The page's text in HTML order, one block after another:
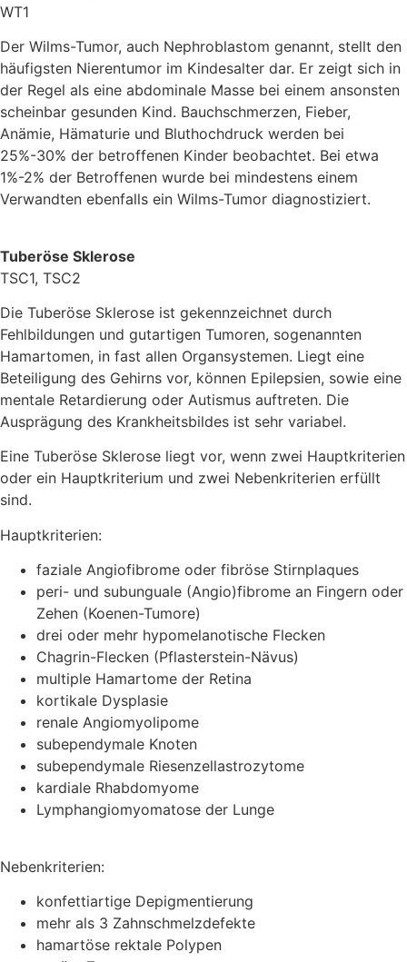
WT1
Der Wilms-Tumor, auch Nephroblastom genannt, stellt den
häufigsten Nierentumor im Kindesalter dar. Er zeigt sich in
der Regel als eine abdominale Masse bei einem ansonsten
scheinbar gesunden Kind. Bauchschmerzen, Fieber,
Anämie, Hämaturie und Bluthochdruck werden bei
25%-30% der betroffenen Kinder beobachtet. Bei etwa
1%-2% der Betroffenen wurde bei mindestens einem
Verwandten ebenfalls ein Wilms-Tumor diagnostiziert.
Tuberöse Sklerose
TSC1, TSC2
Die Tuberöse Sklerose ist gekennzeichnet durch
Fehlbildungen und gutartigen Tumoren, sogenannten
Hamartomen, in fast allen Organsystemen. Liegt eine
Beteiligung des Gehirns vor, können Epilepsien, sowie eine
mentale Retardierung oder Autismus auftreten. Die
Ausprägung des Krankheitsbildes ist sehr variabel.
Eine Tuberöse Sklerose liegt vor, wenn zwei Hauptkriterien
oder ein Hauptkriterium und zwei Nebenkriterien erfüllt
sind.
Hauptkriterien:
faziale Angiofibrome oder fibröse Stirnplaques
peri- und subunguale (Angio)fibrome an Fingern oder
Zehen (Koenen-Tumore)
drei oder mehr hypomelanotische Flecken
Chagrin-Flecken (Pflasterstein-Nävus)
multiple Hamartome der Retina
kortikale Dysplasie
renale Angiomyolipome
subependymale Knoten
subependymale Riesenzellastrozytome
kardiale Rhabdomyome
Lymphangiomyomatose der Lunge
Nebenkriterien:
konfettiartige Depigmentierung
mehr als 3 Zahnschmelzdefekte
hamartöse rektale Polypen